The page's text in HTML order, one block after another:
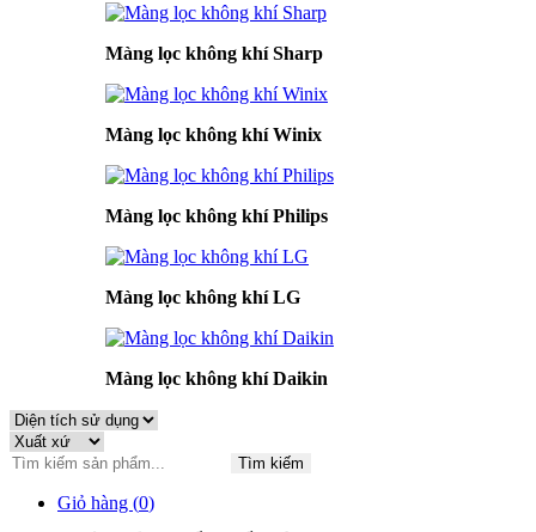
Màng lọc không khí Sharp
Màng lọc không khí Winix
Màng lọc không khí Philips
Màng lọc không khí LG
Màng lọc không khí Daikin
Tìm kiếm
Giỏ hàng (0)